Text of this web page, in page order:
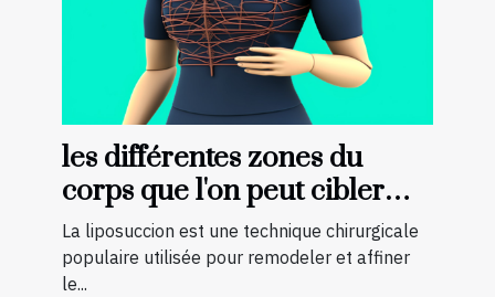
les différentes zones du
corps que l'on peut cibler
avec la liposuccion en
Tunisie
La liposuccion est une technique chirurgicale
populaire utilisée pour remodeler et affiner
le...